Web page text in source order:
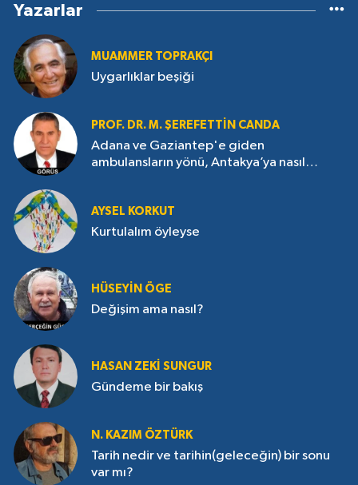
Yazarlar
MUAMMER TOPRAKÇI
Uygarlıklar beşiği
PROF. DR. M. ŞEREFETTIN CANDA
Adana ve Gaziantep'e giden
ambulansların yönü, Antakya’ya nasıl
AYSEL KORKUT
Kurtulalım öyleyse
HÜSEYIN ÖGE
Değişim ama nasıl?
HASAN ZEKI SUNGUR
Gündeme bir bakış
N. KAZIM ÖZTÜRK
Tarih nedir ve tarihin(geleceğin) bir sonu
var mı?